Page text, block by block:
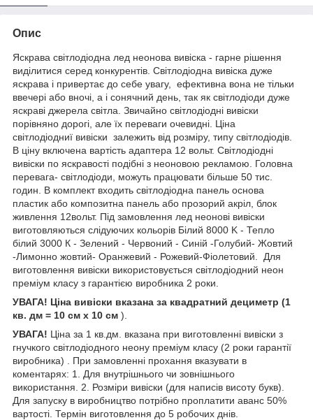
Опис
Яскрава світлодіодна лед неонова вивіска - гарне рішення
виділитися серед конкурентів. Світлодіодна вивіска дуже
яскрава і привертає до себе увагу, ефективна вона не тільки
ввечері або вночі, а і сонячний день, так як світлодіоди дуже
яскраві джерела світла. Звичайно світлодіодні вивіски
порівняно дорогі, але їх переваги очевидні. Ціна
світлодіодниї вивіски залежить від розміру, типу світлодіодів.
В ціну включена вартість адаптера 12 вольт. Світлодіодні
вивіски по яскравості подібні з неоновою рекламою. Головна
перевага- світлодіоди, можуть працювати більше 50 тис.
годин. В комплект входить світлодіодна панель основа
пластик або композитна панель або прозорий акріл, блок
живлення 12вольт. Під замовлення лед неонові вивіски
виготовляються слідуючих кольорів Білий 8000 K - Тепло
білий 3000 К - Зелений - Червоний - Синій -Голубий- Жовтий
-Лимонно жовтий- Оранжевий - Рожевий-Фіолетовий. Для
виготовлення вивіски використовується світлодіодний неон
преміум класу з гарантією виробника 2 роки.
УВАГА! Ціна вивіски вказана за квадратний дециметр (1
кв. дм = 10 см х 10 см ).
УВАГА! Ціна за 1 кв.дм. вказана при виготовленні вивіски з
гнучкого світлодіодного неону преміум класу (2 роки гарантії
виробника) . При замовленні прохання вказувати в
коментарях: 1. Для внутрішнього чи зовнішнього
використання. 2. Розміри вивіски (для написів висоту букв).
Для запуску в виробництво потрібно проплатити аванс 50%
вартості. Термін виготовлення до 5 робочих днів.